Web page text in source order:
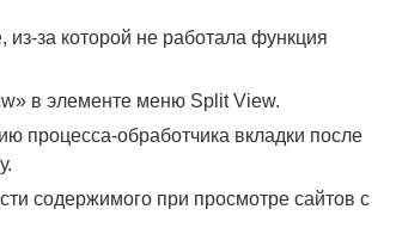
за которой не работала функция
в элементе меню Split View.
процесса-обработчика вкладки после
содержимого при просмотре сайтов с